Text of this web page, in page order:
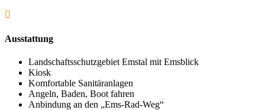

Ausstattung
Landschaftsschutzgebiet Emstal mit Emsblick
Kiosk
Komfortable Sanitäranlagen
Angeln, Baden, Boot fahren
Anbindung an den „Ems-Rad-Weg“